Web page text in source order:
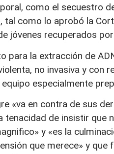
como el secuestro
tal como lo aprobó la
jóvenes recuperados
para la extracción de
no invasiva y con
especialmente
«va en contra de sus
tenacidad de insistir que
y «es la
que merece» y que